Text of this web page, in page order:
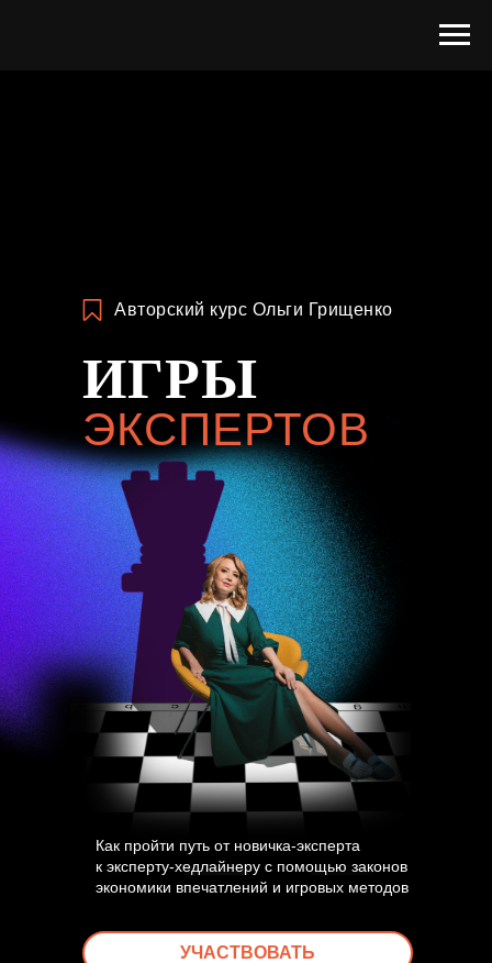
ИГРЫ
Авторский курс Ольги Грищенко
ЭКСПЕРТОВ
УЧАСТВОВАТЬ
Как пройти путь от новичка-эксперта
к эксперту-хедлайнеру с помощью законов
экономики впечатлений и игровых методов